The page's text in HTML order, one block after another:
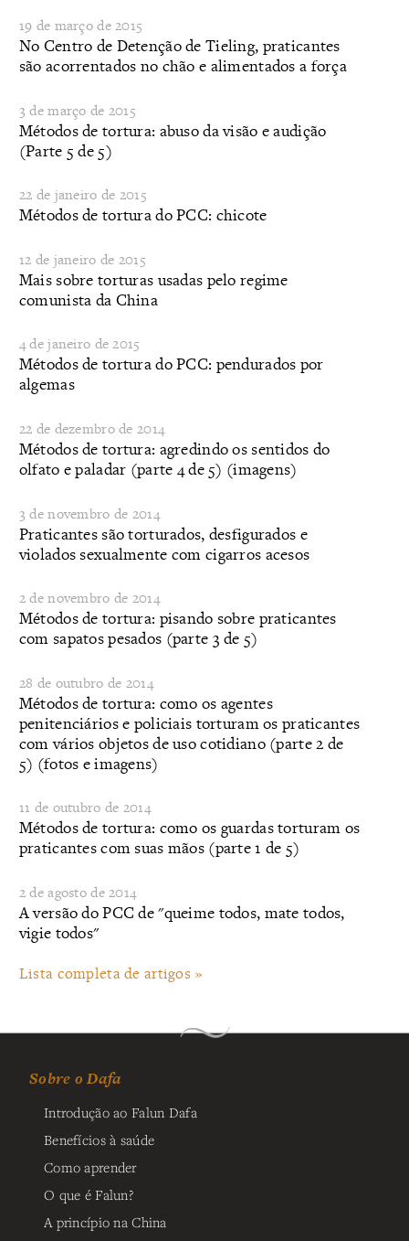
19 de março de 2015
No Centro de Detenção de Tieling, praticantes
são acorrentados no chão e alimentados a força
3 de março de 2015
Métodos de tortura: abuso da visão e audição
(Parte 5 de 5)
22 de janeiro de 2015
Métodos de tortura do PCC: chicote
12 de janeiro de 2015
Mais sobre torturas usadas pelo regime
comunista da China
4 de janeiro de 2015
Métodos de tortura do PCC: pendurados por
algemas
22 de dezembro de 2014
Métodos de tortura: agredindo os sentidos do
olfato e paladar (parte 4 de 5) (imagens)
3 de novembro de 2014
Praticantes são torturados, desfigurados e
violados sexualmente com cigarros acesos
2 de novembro de 2014
Métodos de tortura: pisando sobre praticantes
com sapatos pesados (parte 3 de 5)
28 de outubro de 2014
​Métodos de tortura: como os agentes
penitenciários e policiais torturam os praticantes
com vários objetos de uso cotidiano (parte 2 de
5) (fotos e imagens)
11 de outubro de 2014
Métodos de tortura: como os guardas torturam os
praticantes com suas mãos (parte 1 de 5)
2 de agosto de 2014
A versão do PCC de "queime todos, mate todos,
vigie todos"
Lista completa de artigos »
Sobre o Dafa
Introdução ao Falun Dafa
Benefícios à saúde
Como aprender
O que é Falun?
A princípio na China